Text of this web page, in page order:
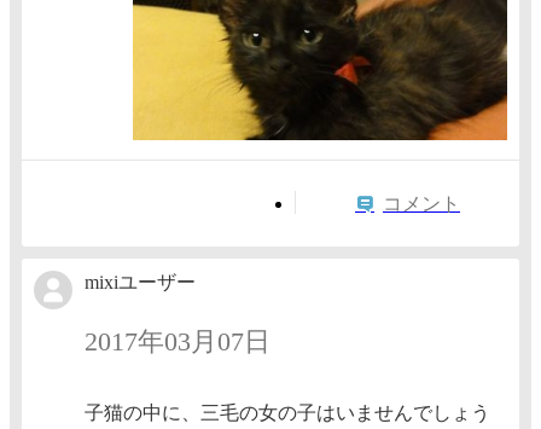
コメント
mixiユーザー
2017年03月07日
子猫の中に、三毛の女の子はいませんでしょう